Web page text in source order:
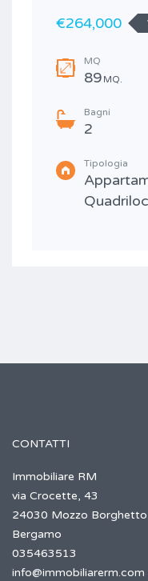
€264,000
MQ
89 MQ.
Bagni
2
Tipologia
CONTATTI
Immobiliare RM
via Crocette, 43
24030 Mozzo Borghetto
Bergamo
035463513
info@immobiliarerm.com